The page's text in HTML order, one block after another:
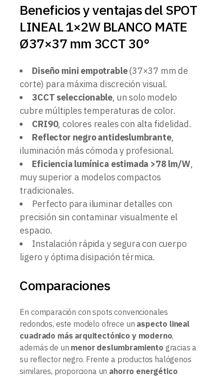
Beneficios y ventajas del SPOT
LINEAL 1×2W BLANCO MATE
Ø37×37 mm 3CCT 30°
Diseño mini empotrable(37×37 mm de
corte) para máxima discreción visual.
3CCT seleccionable, un solo modelo
cubre múltiples temperaturas de color.
CRI90, colores reales con alta fidelidad.
Reflector negro antideslumbrante,
iluminación más cómoda y profesional.
Eficiencia lumínica estimada >78 lm/W,
muy superior a modelos compactos
tradicionales.
Perfecto para iluminar detalles con
precisión sin contaminar visualmente el
espacio.
Instalación rápida y segura con cuerpo
ligero y óptima disipación térmica.
Comparaciones
En comparación con spots convencionales
redondos, este modelo ofrece un aspecto lineal
cuadrado más arquitectónico y moderno,
además de un menor deslumbramiento gracias a
su reflector negro. Frente a productos halógenos
similares, proporciona un ahorro energético